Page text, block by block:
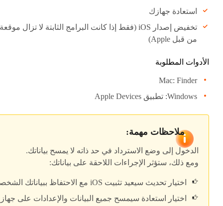
استعادة جهازك
تخفيض إصدار iOS (فقط إذا كانت البرامج الثابتة لا تزال موقعة
من قبل Apple)
الأدوات المطلوبة
Mac: Finder
Windows: تطبيق Apple Devices
ملاحظات مهمة:
الدخول إلى وضع الاسترداد في حد ذاته لا يمسح بياناتك.
ومع ذلك، ستؤثر الإجراءات اللاحقة على بياناتك:
اختيار تحديث سيعيد تثبيت iOS مع الاحتفاظ ببياناتك الشخصية.
اختيار
استعادة سيمسح جميع البيانات والإعدادات على